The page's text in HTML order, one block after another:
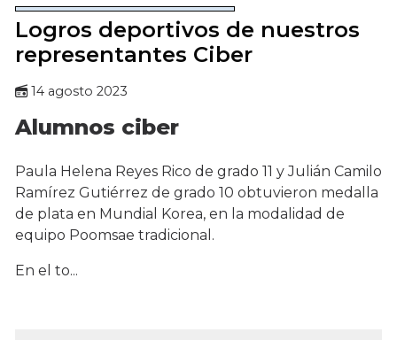
Logros deportivos de nuestros
representantes Ciber
14 agosto 2023
Alumnos ciber
Paula Helena Reyes Rico de grado 11 y Julián Camilo
Ramírez Gutiérrez de grado 10 obtuvieron medalla
de plata en Mundial Korea, en la modalidad de
equipo Poomsae tradicional.
En el to...